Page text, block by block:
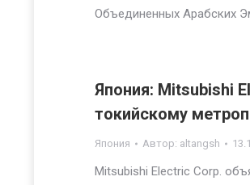
Объединенных Арабских
Япония: Mitsubishi
токийскому
Япония Автор: altangsh
Mitsubishi Electric Corp.